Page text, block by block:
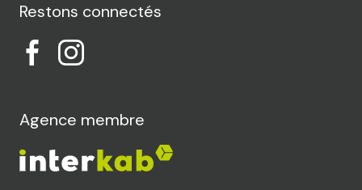
Restons connectés
Agence membre